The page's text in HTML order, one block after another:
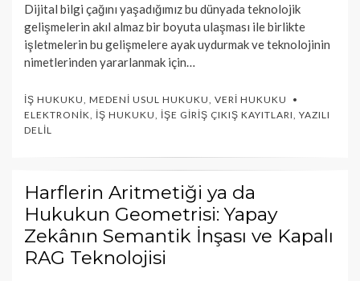
Dijital bilgi çağını yaşadığımız bu dünyada teknolojik
gelişmelerin akıl almaz bir boyuta ulaşması ile birlikte
işletmelerin bu gelişmelere ayak uydurmak ve teknolojinin
nimetlerinden yararlanmak için…
İŞ HUKUKU MEDENI USUL HUKUKU VERI HUKUKU
ELEKTRONIK
İŞ HUKUKU İŞE GIRIŞ ÇIKIŞ KAYITLARI YAZILI
DELIL
Harflerin Aritmetiği ya da
Hukukun Geometrisi: Yapay
Zekânın Semantik İnşası ve Kapalı
RAG Teknolojisi